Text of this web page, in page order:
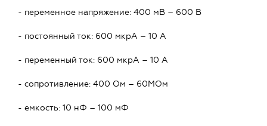
- переменное напряжение: 400 мВ – 600 В
- постоянный ток: 600 мкрА – 10 А
- переменный ток: 600 мкрА – 10 А
- сопротивление: 400 Ом – 60МОм
- емкость: 10 нФ – 100 мФ